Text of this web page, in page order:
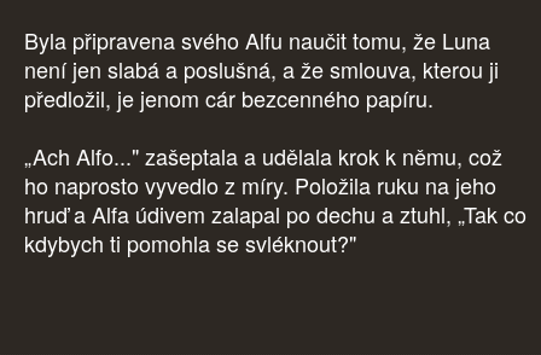
Byla připravena svého Alfu naučit tomu, že Luna
není jen slabá a poslušná, a že smlouva, kterou ji
předložil, je jenom cár bezcenného papíru.
„Ach Alfo..." zašeptala a udělala krok k němu, což
ho naprosto vyvedlo z míry. Položila ruku na jeho
hruď a Alfa údivem zalapal po dechu a ztuhl, „Tak co
kdybych ti pomohla se svléknout?"